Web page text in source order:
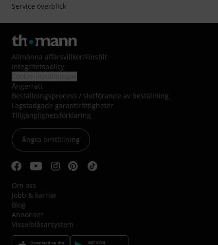
Service överblick
Allmänna affärsvillkor/Finstilt
Integritetspolicy
Ångerrätt
Beställningsprocess / slutförande av beställning
Lagstadgade garantirättigheter
Tillgänglighetsförklaring
Ångra beställning
Om oss
Jobb & karriär
Blog
Annonser
Visselblåsarsystem